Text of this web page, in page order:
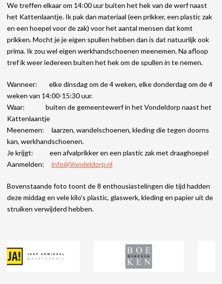
We treffen elkaar om 14:00 uur buiten het hek van de werf naast
het Kattenlaantje. Ik pak dan materiaal (een prikker, een plastic zak
en een hoepel voor de zak) voor het aantal mensen dat komt
prikken. Mocht je je eigen spullen hebben dan is dat natuurlijk ook
prima. Ik zou wel eigen werkhandschoenen meenemen. Na afloop
tref ik weer iedereen buiten het hek om de spullen in te nemen.
Wanneer: elke dinsdag om de 4 weken, elke donderdag om de 4
weken van 14:00-15:30 uur.
Waar: buiten de gemeentewerf in het Vondeldorp naast het
Kattenlaantje
Meenemen: laarzen, wandelschoenen, kleding die tegen doorns
kan, werkhandschoenen.
Je krijgt: een afvalprikker en een plastic zak met draaghoepel
Aanmelden: info@Vondeldorp.nl
Bovenstaande foto toont de 8 enthousiastelingen die tijd hadden
deze middag en vele kilo’s plastic, glaswerk, kleding en papier uit de
struiken verwijderd hebben.